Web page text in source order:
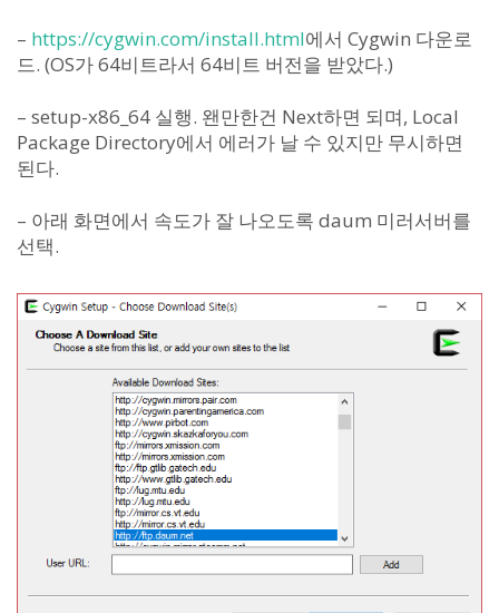
– https://cygwin.com/install.html에서 Cygwin 다운로
드. (OS가 64비트라서 64비트 버전을 받았다.)
– setup-x86_64 실행. 왠만한건 Next하면 되며, Local
Package Directory에서 에러가 날 수 있지만 무시하면
된다.
– 아래 화면에서 속도가 잘 나오도록 daum 미러서버를
선택.